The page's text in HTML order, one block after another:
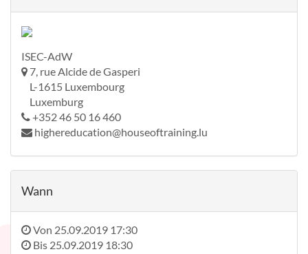
ISEC-AdW
7, rue Alcide de Gasperi
L-1615 Luxembourg
Luxemburg
+352 46 50 16 460
highereducation@houseoftraining.lu
Wann
Von 25.09.2019 17:30
Bis 25.09.2019 18:30